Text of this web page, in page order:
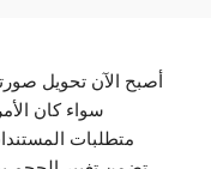
متطلبات